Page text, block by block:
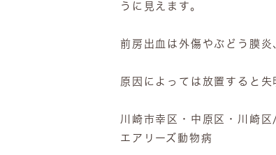
うに見えます。
前房出血は外傷やぶどう膜
原因によっては放置すると失
川崎市幸区・中原区・川崎
エアリーズ動物病